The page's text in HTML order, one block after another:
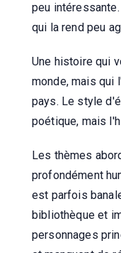
peu
qui la rend peu
Une histoire qui
monde, mais qui
pays. Le style
poétique, mais
Les thèmes
profondément
est parfois
bibliothèque et
personnages